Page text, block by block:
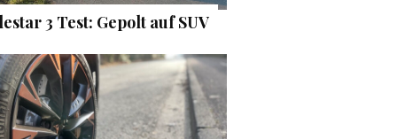
3 Test: Gepolt auf SUV